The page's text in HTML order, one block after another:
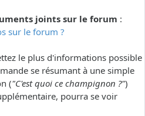
joints sur le forum :
sur le forum ?
le plus d'informations possible
se résumant à une simple
("C'est quoi ce champignon ?")
pourra se voir